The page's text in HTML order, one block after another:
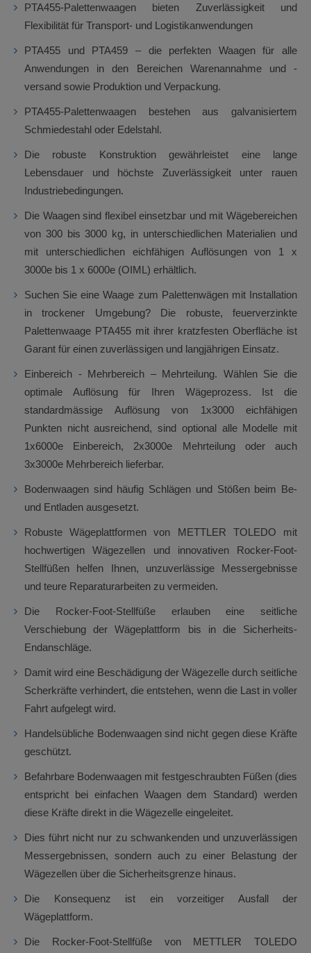
PTA455-Palettenwaagen bieten Zuverlässigkeit und
Flexibilität für Transport- und Logistikanwendungen
PTA455 und PTA459 – die perfekten Waagen für alle
Anwendungen in den Bereichen Warenannahme und -
versand sowie Produktion und Verpackung.
PTA455-Palettenwaagen bestehen aus galvanisiertem
Schmiedestahl oder Edelstahl.
Die robuste Konstruktion gewährleistet eine lange
Lebensdauer und höchste Zuverlässigkeit unter rauen
Industriebedingungen.
Die Waagen sind flexibel einsetzbar und mit Wägebereichen
von 300 bis 3000 kg, in unterschiedlichen Materialien und
mit unterschiedlichen eichfähigen Auflösungen von 1 x
3000e bis 1 x 6000e (OIML) erhältlich.
Suchen Sie eine Waage zum Palettenwägen mit Installation
in trockener Umgebung? Die robuste, feuerverzinkte
Palettenwaage PTA455 mit ihrer kratzfesten Oberfläche ist
Garant für einen zuverlässigen und langjährigen Einsatz.
Einbereich - Mehrbereich – Mehrteilung. Wählen Sie die
optimale Auflösung für Ihren Wägeprozess. Ist die
standardmässige Auflösung von 1x3000 eichfähigen
Punkten nicht ausreichend, sind optional alle Modelle mit
1x6000e Einbereich, 2x3000e Mehrteilung oder auch
3x3000e Mehrbereich lieferbar.
Bodenwaagen sind häufig Schlägen und Stößen beim Be-
und Entladen ausgesetzt.
Robuste Wägeplattformen von METTLER TOLEDO mit
hochwertigen Wägezellen und innovativen Rocker-Foot-
Stellfüßen helfen Ihnen, unzuverlässige Messergebnisse
und teure Reparaturarbeiten zu vermeiden.
Die Rocker-Foot-Stellfüße erlauben eine seitliche
Verschiebung der Wägeplattform bis in die Sicherheits-
Endanschläge.
Damit wird eine Beschädigung der Wägezelle durch seitliche
Scherkräfte verhindert, die entstehen, wenn die Last in voller
Fahrt aufgelegt wird.
Handelsübliche Bodenwaagen sind nicht gegen diese Kräfte
geschützt.
Befahrbare Bodenwaagen mit festgeschraubten Füßen (dies
entspricht bei einfachen Waagen dem Standard) werden
diese Kräfte direkt in die Wägezelle eingeleitet.
Dies führt nicht nur zu schwankenden und unzuverlässigen
Messergebnissen, sondern auch zu einer Belastung der
Wägezellen über die Sicherheitsgrenze hinaus.
Die Konsequenz ist ein vorzeitiger Ausfall der
Wägeplattform.
Die Rocker-Foot-Stellfüße von METTLER TOLEDO